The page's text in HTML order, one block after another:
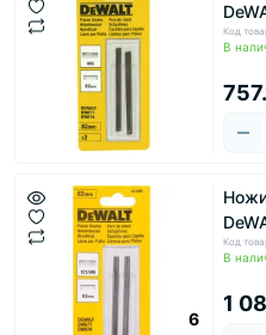
Код
В
6
Код
В
1